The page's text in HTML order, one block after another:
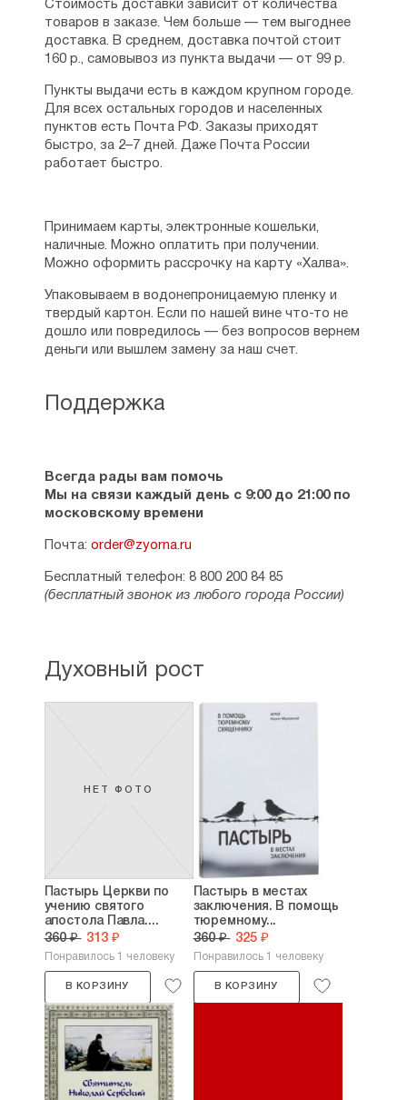
Поддержка
Всегда рады вам помочь
Мы на связи каждый день с 9:00 до 21:00 по
московскому времени
Почта: order@zyorna.ru
Бесплатный телефон: 8 800 200 84 85
(бесплатный звонок из любого города России)
Стоимость доставки зависит от количества
товаров в заказе. Чем больше — тем выгоднее
доставка. В среднем, доставка почтой стоит
160 р., самовывоз из пункта выдачи — от 99 р.
Пункты выдачи есть в каждом крупном городе.
Для всех остальных городов и населенных
пунктов есть Почта РФ. Заказы приходят
быстро, за 2–7 дней. Даже Почта России
работает быстро.
Принимаем карты, электронные кошельки,
наличные. Можно оплатить при получении.
Можно оформить рассрочку на карту «Халва».
Упаковываем в водонепроницаемую пленку и
твердый картон. Если по нашей вине что-то не
дошло или повредилось — без вопросов вернем
деньги или вышлем замену за наш счет.
Духовный рост
НЕТ ФОТО
Пастырь Церкви по
учению святого
апостола Павла....
360 ₽ 313 ₽
Понравилось 1 человеку
В КОРЗИНУ
Пастырь в местах
заключения. В помощь
тюремному...
360 ₽ 325 ₽
Понравилось 1 человеку
В КОРЗИНУ